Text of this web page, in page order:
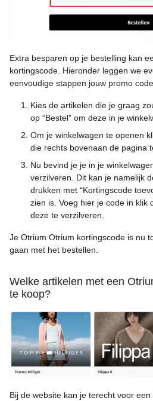
Extra besparen op je bestelling kan
kortingscode. Hieronder leggen we
eenvoudige stappen jouw promo
Kies de artikelen die je graag
op “Bestel” om deze in je
Om je winkelwagen te openen
die rechts bovenaan de pagina
Nu bevind je je in je
verzilveren. Dit kan je namelijk
drukken met “Kortingscode
zien is. Voeg hier je code in klik
deze te verzilveren.
Je Otrium Otrium kortingscode is nu
gaan met het bestellen.
Welke artikelen met een
te koop?
Bij de website kan je terecht voor